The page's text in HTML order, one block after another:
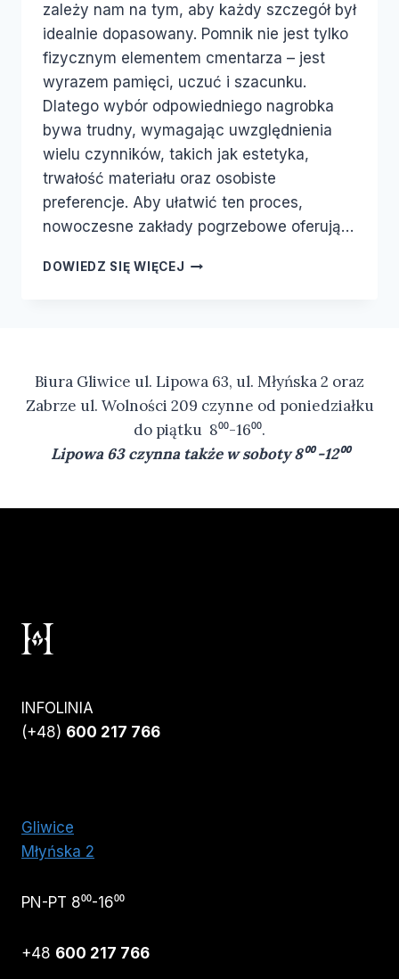
zależy nam na tym, aby każdy szczegół był
idealnie dopasowany. Pomnik nie jest tylko
fizycznym elementem cmentarza – jest
wyrazem pamięci, uczuć i szacunku.
Dlatego wybór odpowiedniego nagrobka
bywa trudny, wymagając uwzględnienia
wielu czynników, takich jak estetyka,
trwałość materiału oraz osobiste
preferencje. Aby ułatwić ten proces,
nowoczesne zakłady pogrzebowe oferują…
DOWIEDZ SIĘ WIĘCEJ
Biura Gliwice ul. Lipowa 63, ul. Młyńska 2 oraz
Zabrze ul. Wolności 209 czynne od poniedziałku
do piątku 8⁰⁰-16⁰⁰.
Lipowa 63 czynna także w soboty 8⁰⁰ -12⁰⁰
INFOLINIA
(+48) 600 217 766
Gliwice
Młyńska 2
PN-PT 8⁰⁰-16⁰⁰
+48 600 217 766